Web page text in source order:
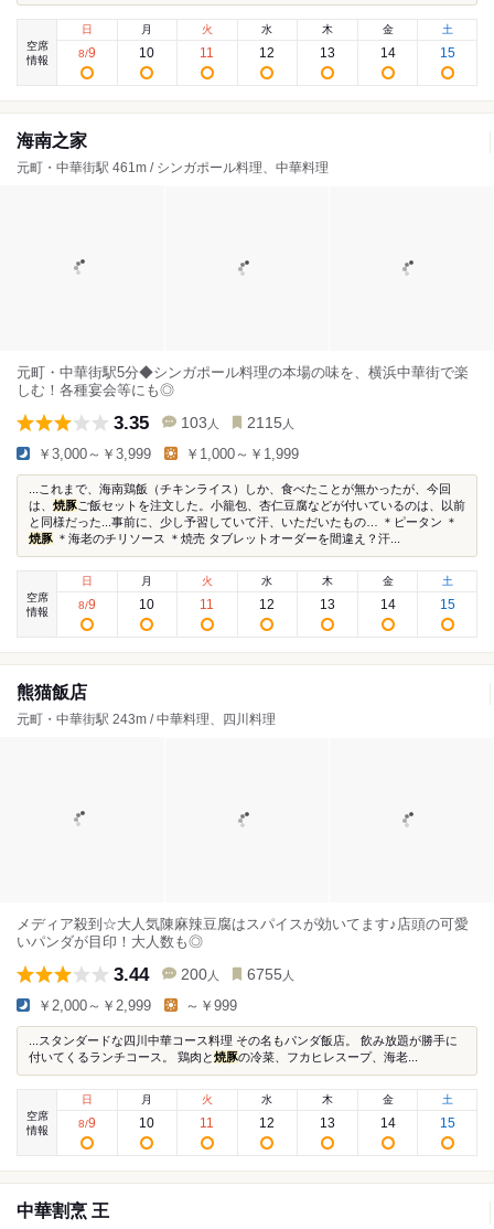
空席
情報
日
8/9
月
10
火
11
水
12
木
13
金
14
土
15
海南之家
元町・中華街駅 461m / シンガポール料理、中華料理
元町・中華街駅5分◆シンガポール料理の本場の味を、横浜中華街で楽
しむ！各種宴会等にも◎
3.35 103 人 2115 人
￥3,000～￥3,999 ￥1,000～￥1,999
...これまで、海南鶏飯（チキンライス）しか、食べたことが無かったが、今回
は、 焼豚ご飯セットを注文した。小籠包、杏仁豆腐などが付いているのは、以前
と同様だった...事前に、少し予習していて汗、いただいたもの… ＊ピータン ＊
焼豚 ＊海老のチリソース ＊焼売 タブレットオーダーを間違え？汗...
空席
情報
日
8/9
月
10
火
11
水
12
木
13
金
14
土
15
熊猫飯店
元町・中華街駅 243m / 中華料理、四川料理
メディア殺到☆大人気陳麻辣豆腐はスパイスが効いてます♪店頭の可愛
いパンダが目印！大人数も◎
3.44 200 人 6755 人
￥2,000～￥2,999 ～￥999
...スタンダードな四川中華コース料理 その名もパンダ飯店。 飲み放題が勝手に
付いてくるランチコース。 鶏肉と焼豚の冷菜、フカヒレスープ、海老...
空席
情報
日
8/9
月
10
火
11
水
12
木
13
金
14
土
15
中華割烹 王